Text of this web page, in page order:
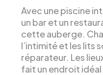
Avec une piscine
un bar et un
cette auberge.
l’intimité et les lits
réparateur. Les
fait un endroit